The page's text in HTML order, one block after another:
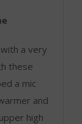
a very
these
a mic
and
high